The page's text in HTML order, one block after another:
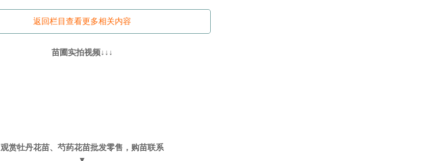
返回栏目查看更多相关内容
苗圃实拍视频↓↓↓
观赏牡丹花苗、芍药花苗批发零售，购苗联系